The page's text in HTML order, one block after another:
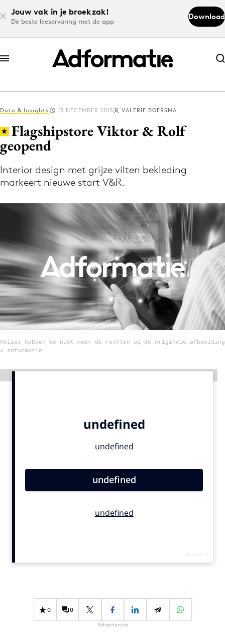
Jouw vak in je broekzak!
De beste leeservaring met de app
Download
Abonneer nu
Abonneer nu
Log in
Volg het laatste nieuws via de Adformatie
Nieuws app
Menu
Home
9 sept: GenAI-training
12 nov: MarketingLive!
Adverteren
Events
Carriere
Design
Diversiteit
Effectiviteit
Data & Insights 13 DECEMBER 2013 VALERIE BOERSMA
Flagshipstore Viktor & Rolf
geopend
Interior design met grijze vilten bekleding
markeert nieuwe start V&R.
Helaas hebben we niet meer de rechten op de originele afbeelding
© adformatie
0 0
Advertentie